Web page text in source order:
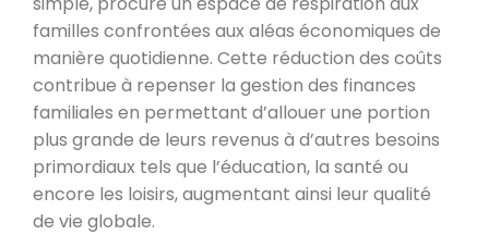
familles confrontées aux aléas économiques de
manière quotidienne. Cette réduction des coûts
contribue à repenser la gestion des finances
familiales en permettant d’allouer une portion
plus grande de leurs revenus à d’autres besoins
primordiaux tels que l’éducation, la santé ou
encore les loisirs, augmentant ainsi leur qualité
de vie globale.